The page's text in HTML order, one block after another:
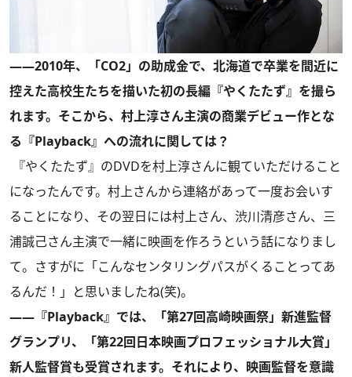
――2010年、「CO2」の助成金で、北海道で卒業を間近に
控えた高校生たちを描いた初の長編『やくたたず』を撮ら
れます。そこから、村上淳さん主演の商業デビュー作とな
る『Playback』への流れに関しては？
『やくたたず』のDVDを村上淳さんに観ていただけること
になったんです。村上さんから連絡があって一度お会いす
ることになり、その翌日には村上さん、渋川清彦さん、三
浦誠己さん主演で一緒に映画を作ろうという話になりまし
て。さすがに「こんなセンタリングパスがくることってあ
るんだ！」と思いましたね(笑)。
――『Playback』では、「第27回高崎映画祭」新進監督
グランプリ、「第22回日本映画プロフェッショナル大賞」
新人監督賞も受賞されます。それにより、映画監督を意識